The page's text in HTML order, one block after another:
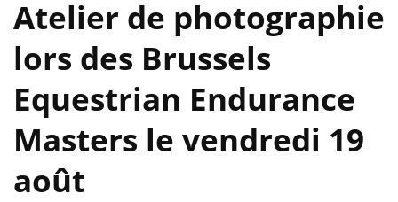
Atelier de photographie
lors des Brussels
Equestrian Endurance
Masters le vendredi 19
août